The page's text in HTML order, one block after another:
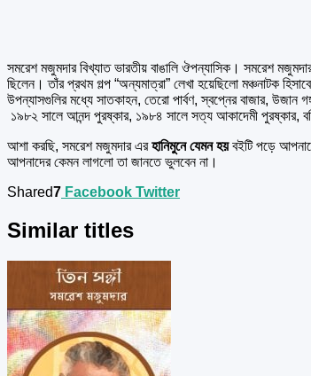
সমরেশ মজুমদার বিখ্যাত ভারতীয় বাঙালি ঔপন্যাসিক। সমরেশ
ছিলেন। তাঁর প্রথম গল্প “অন্যমাত্রা” লেখা হয়েছিলো মঞ্চনাটক
উপন্যাসগুলির মধ্যে সাতকাহন, তেরো পার্বণ, স্বপ্নের বাজার, উজান
১৯৮২ সালে আনন্দ পুরষ্কার, ১৯৮৪ সালে সত্য আকাদেমী
আশা করছি, সমরেশ মজুমদার এরহানিমুনে যেমন হয়বইটি পড়ে
আপনাদের কেমন লাগলো তা জানতে ভুলবেন না।
Shared7 Facebook Twitter
Similar titles